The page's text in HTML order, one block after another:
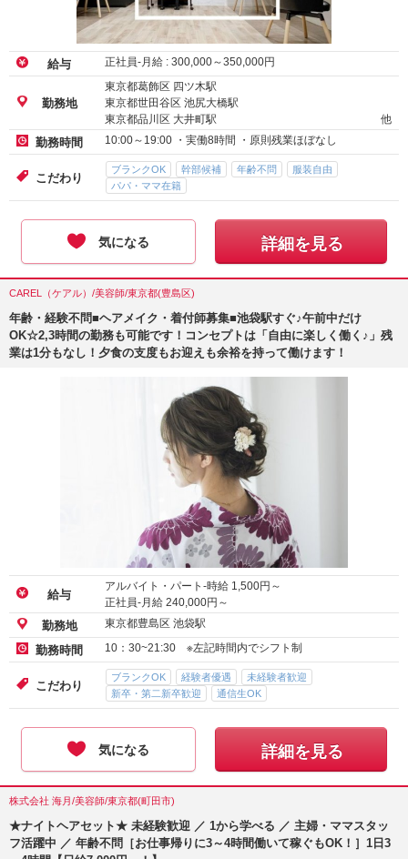
給与 正社員-月給 : 300,000～350,000円
勤務地
東京都葛飾区 四ツ木駅
東京都世田谷区 池尻大橋駅
東京都品川区 大井町駅
他
勤務時間 10:00～19:00 ・実働8時間 ・原則残業ほぼなし
こだわり
ブランクOK 幹部候補 年齢不問
服装自由
パパ・ママ在籍
気になる 詳細を見る
CAREL（ケアル）/美容師/東京都(豊島区)
年齢・経験不問■ヘアメイク・着付師募集■池袋駅すぐ♪午前中だけ
OK☆2,3時間の勤務も可能です！コンセプトは「自由に楽しく働く♪」残
業は1分もなし！夕食の支度もお迎えも余裕を持って働けます！
給与
アルバイト・パート-時給 1,500円～
正社員-月給 240,000円～
勤務地 東京都豊島区 池袋駅
勤務時間 10：30~21:30 ※左記時間内でシフト制
こだわり
ブランクOK 経験者優遇
未経験者歓迎
新卒・第二新卒歓迎
通信生OK
気になる 詳細を見る
株式会社 海月/美容師/東京都(町田市)
★ナイトヘアセット★ 未経験歓迎 ／ 1から学べる ／ 主婦・ママスタッ
フ活躍中 ／ 年齢不問［お仕事帰りに3～4時間働いて稼ぐもOK！］1日3